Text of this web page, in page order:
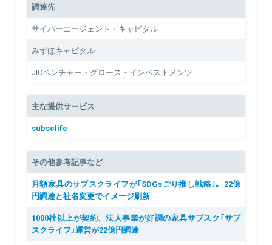
調達先
サイバーエージェント・キャピタル
みずほキャピタル
JICベンチャー・グロース・インベストメンツ
主な提供サービス
subsclife
その他参考記事など
月額家具のサブスクライフが｢SDGsごり推し戦略｣。22億
円調達と社名変更でイメージ刷新
1000社以上が契約、法人事業が好調の家具サブスク「サブ
スクライフ」運営が22億円調達